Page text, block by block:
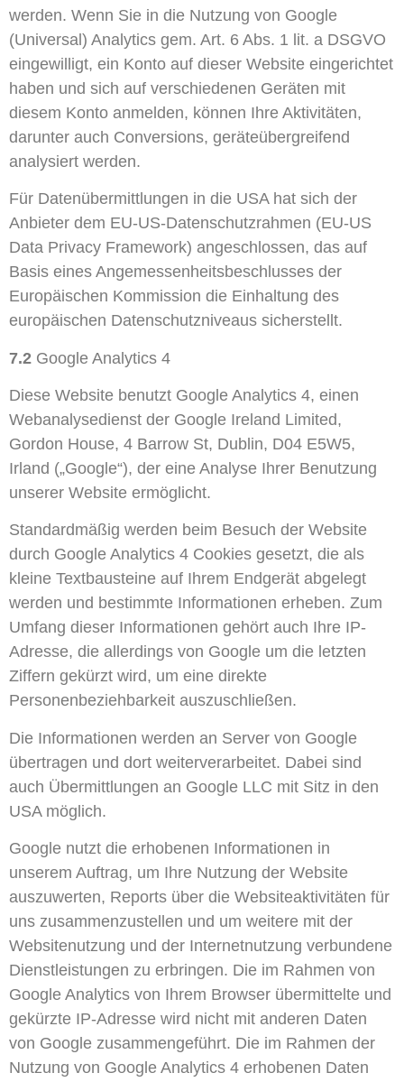
werden. Wenn Sie in die Nutzung von Google
(Universal) Analytics gem. Art. 6 Abs. 1 lit. a DSGVO
eingewilligt, ein Konto auf dieser Website eingerichtet
haben und sich auf verschiedenen Geräten mit
diesem Konto anmelden, können Ihre Aktivitäten,
darunter auch Conversions, geräteübergreifend
analysiert werden.
Für Datenübermittlungen in die USA hat sich der
Anbieter dem EU-US-Datenschutzrahmen (EU-US
Data Privacy Framework) angeschlossen, das auf
Basis eines Angemessenheitsbeschlusses der
Europäischen Kommission die Einhaltung des
europäischen Datenschutzniveaus sicherstellt.
7.2 Google Analytics 4
Diese Website benutzt Google Analytics 4, einen
Webanalysedienst der Google Ireland Limited,
Gordon House, 4 Barrow St, Dublin, D04 E5W5,
Irland („Google“), der eine Analyse Ihrer Benutzung
unserer Website ermöglicht.
Standardmäßig werden beim Besuch der Website
durch Google Analytics 4 Cookies gesetzt, die als
kleine Textbausteine auf Ihrem Endgerät abgelegt
werden und bestimmte Informationen erheben. Zum
Umfang dieser Informationen gehört auch Ihre IP-
Adresse, die allerdings von Google um die letzten
Ziffern gekürzt wird, um eine direkte
Personenbeziehbarkeit auszuschließen.
Die Informationen werden an Server von Google
übertragen und dort weiterverarbeitet. Dabei sind
auch Übermittlungen an Google LLC mit Sitz in den
USA möglich.
Google nutzt die erhobenen Informationen in
unserem Auftrag, um Ihre Nutzung der Website
auszuwerten, Reports über die Websiteaktivitäten für
uns zusammenzustellen und um weitere mit der
Websitenutzung und der Internetnutzung verbundene
Dienstleistungen zu erbringen. Die im Rahmen von
Google Analytics von Ihrem Browser übermittelte und
gekürzte IP-Adresse wird nicht mit anderen Daten
von Google zusammengeführt. Die im Rahmen der
Nutzung von Google Analytics 4 erhobenen Daten